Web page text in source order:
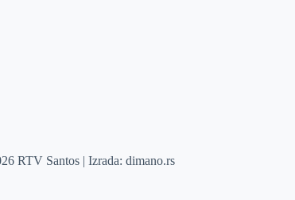
RTV Santos | Izrada:dimano.rs